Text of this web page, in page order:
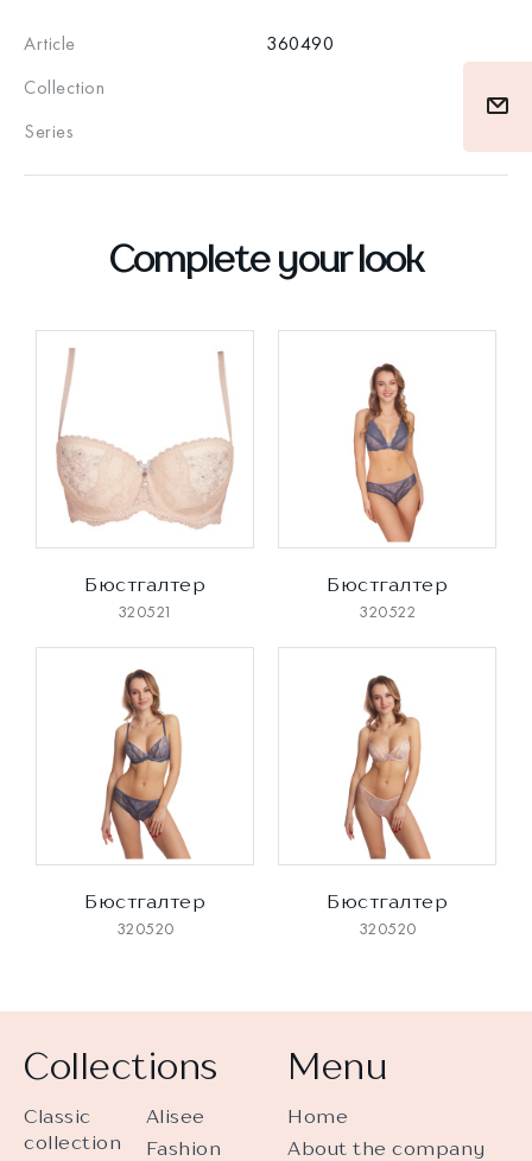
Article
360490
Collection
Series
Complete your look
Бюстгалтер
320521
Бюстгалтер
320522
Бюстгалтер
320520
Бюстгалтер
320520
Collections
Classic
collection
Alisee
Fashion
Menu
Home
About the company